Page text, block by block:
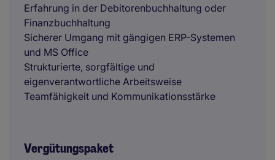
Erfahrung in der Debitorenbuchhaltung oder
Finanzbuchhaltung
Sicherer Umgang mit gängigen ERP-Systemen
und MS Office
Strukturierte, sorgfältige und
eigenverantwortliche Arbeitsweise
Teamfähigkeit und Kommunikationsstärke
Vergütungspaket